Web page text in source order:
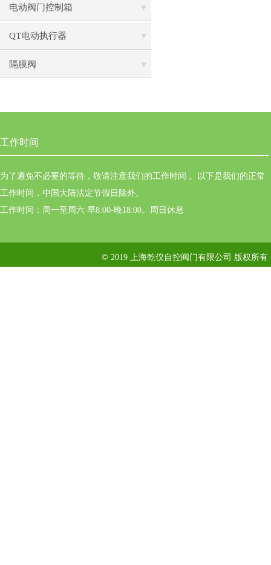
电动阀门控制箱
QT电动执行器
隔膜阀
工作时间
为了避免不必要的等待，敬请注意我们的工作时间 。以下是我们的正常
工作时间，中国大陆法定节假日除外。
工作时间：周一至周六 早8:00-晚18:00。周日休息
© 2019 上海乾仪自控阀门有限公司 版权所有